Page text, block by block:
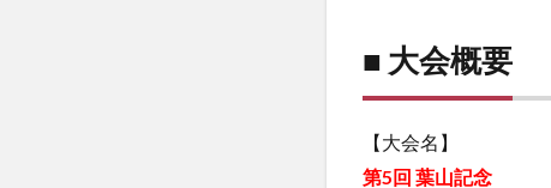
■ 大会概要
【大会名】
第5回 葉山記念